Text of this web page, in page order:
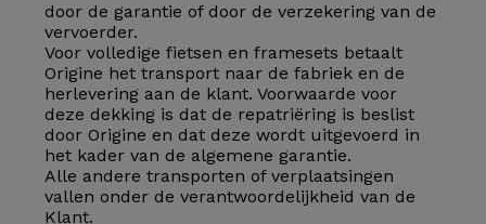
door de garantie of door de verzekering van de
vervoerder.
Voor volledige fietsen en framesets betaalt
Origine het transport naar de fabriek en de
herlevering aan de klant. Voorwaarde voor
deze dekking is dat de repatriëring is beslist
door Origine en dat deze wordt uitgevoerd in
het kader van de algemene garantie.
Alle andere transporten of verplaatsingen
vallen onder de verantwoordelijkheid van de
Klant.